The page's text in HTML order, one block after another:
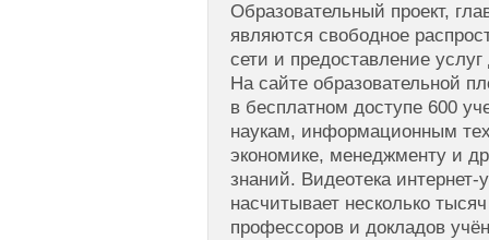
Образовательный проект,
являются свободное
сети и предоставление
На сайте образовательной
в бесплатном доступе 600
наукам, информационным
экономике, менеджменту и
знаний. Видеотека
насчитывает несколько
профессоров и докладов